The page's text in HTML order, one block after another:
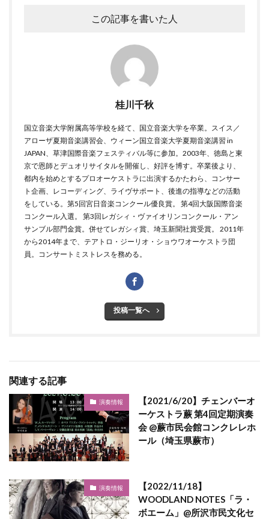
この記事を書いた人
桂川千秋
国立音楽大学附属高等学校を経て、国立音楽大学を卒業。スイス／
アローザ夏期音楽講習会、ウィーン国立音楽大学夏期音楽講習 in
JAPAN、草津国際音楽フェスティバル等に参加。2003年、徳島と東
京で恩師とデュオリサイタルを開催し、好評を博す。卒業後より、
都内を始めとするプロオーケストラに出演するかたわら、コンサー
ト企画、レコーディング、ライヴサポート、後進の指導などの活動
をしている。第5回宮日音楽コンクール優良賞。 第4回大阪国際音楽
コンクール入選。 第3回レガシィ・ヴァイオリンコンクール・アン
サンブル部門金賞。併せてレガシィ賞、埼玉新聞社賞受賞。 2011年
から2014年まで、テアトロ・ジーリオ・ショウワオーケストラ団
員。コンサートミストレスを務める。
投稿一覧へ
関連する記事
演奏情報
【2021/6/20】チェンバーオ
ーケストラ蕨 第4回定期演奏
会 @蕨市民会館コンクレレホ
ール（埼玉県蕨市）
演奏情報
【2022/11/18】
WOODLAND NOTES「ラ・
ボエーム」@所沢市民文化セ